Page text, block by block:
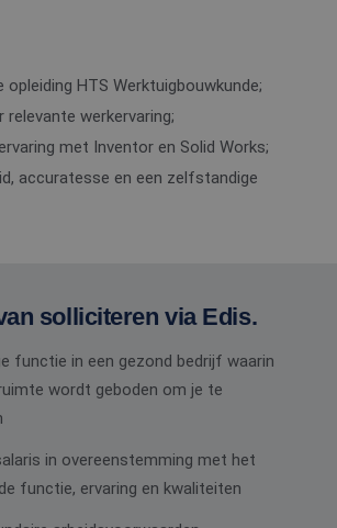
opleiding HTS Werktuigbouwkunde;
relevante werkervaring;
met Inventor en Solid Works;
accuratesse en een zelfstandige
solliciteren via Edis.
functie in een gezond bedrijf waarin
wordt geboden om je te
in overeenstemming met het
functie, ervaring en kwaliteiten